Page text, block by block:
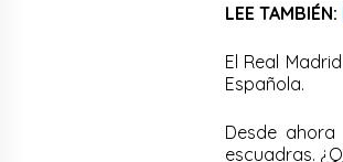
LEE TAMBIÉN:
El Real
Española.
Desde
escuadras.